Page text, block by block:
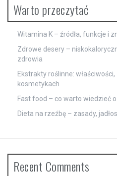
Warto przeczytać
Witamina K – źródła, funkcje i
Zdrowe desery –
zdrowia
Ekstrakty roślinne:
kosmetykach
Fast food – co warto wiedzieć
Dieta na rzeźbę – zasady,
Recent Comments